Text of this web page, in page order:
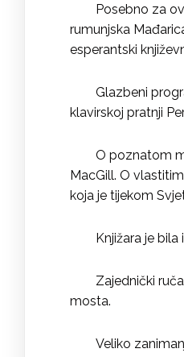
Posebno za
rumunjska
esperantski
Glazbeni
klavirskoj pratnji
O poznatom
MacGill. O
koja je tijekom
Knjižara je
Zajednički
mosta.
Veliko